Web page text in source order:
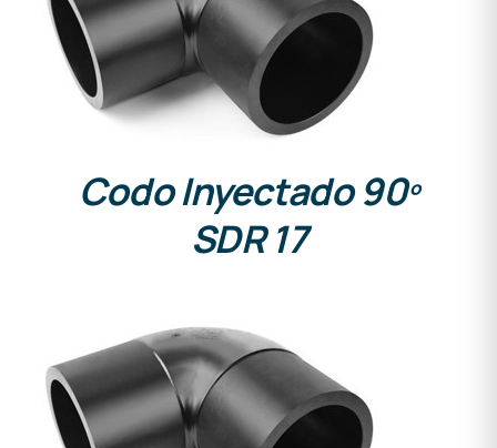
DETALLES
Codo Inyectado 90º
SDR 17
DETALLES